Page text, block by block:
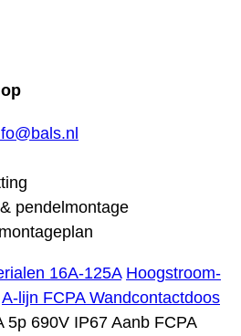
pendelmontage
16A-125A Hoogstroom-
A-lijn FCPA Wandcontactdoos
5p 690V IP67 Aanb FCPA